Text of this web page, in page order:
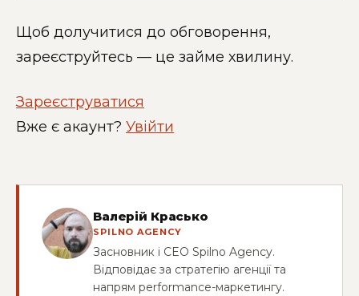
Щоб долучитися до обговорення,
зареєструйтесь — це займе хвилину.
Зареєструватися
Вже є акаунт? Увійти
Валерій Красько
SPILNO AGENCY
Засновник і CEO Spilno Agency.
Відповідає за стратегію агенції та
напрям performance-маркетингу.